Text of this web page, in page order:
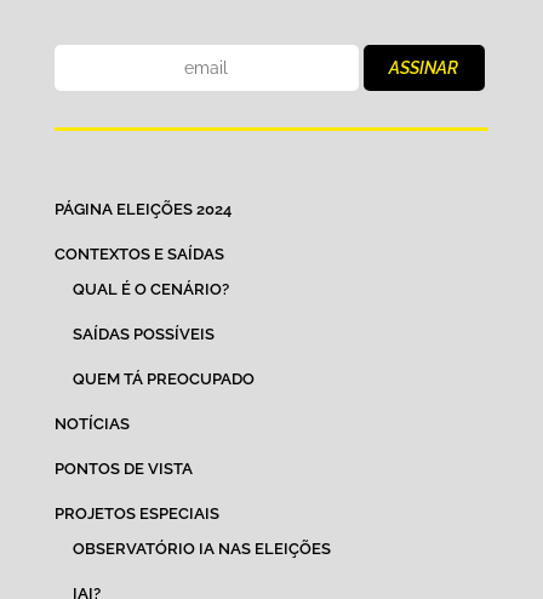
PÁGINA ELEIÇÕES 2024
CONTEXTOS E SAÍDAS
QUAL É O CENÁRIO?
SAÍDAS POSSÍVEIS
QUEM TÁ PREOCUPADO
NOTÍCIAS
PONTOS DE VISTA
PROJETOS ESPECIAIS
OBSERVATÓRIO IA NAS ELEIÇÕES
IAI?